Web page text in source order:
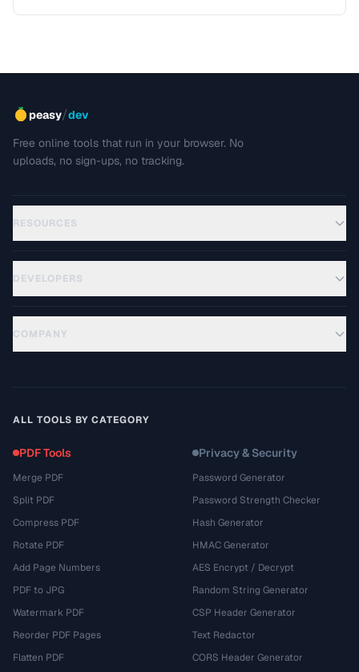
peasy/dev
Free online tools that run in your browser. No
uploads, no sign-ups, no tracking.
RESOURCES
DEVELOPERS
COMPANY
ALL TOOLS BY CATEGORY
PDF Tools
Merge PDF
Split PDF
Compress PDF
Rotate PDF
Add Page Numbers
PDF to JPG
Watermark PDF
Reorder PDF Pages
Flatten PDF
Privacy & Security
Password Generator
Password Strength Checker
Hash Generator
HMAC Generator
AES Encrypt / Decrypt
Random String Generator
CSP Header Generator
Text Redactor
CORS Header Generator